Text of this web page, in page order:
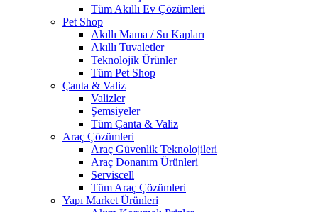
Tüm Akıllı Ev Çözümleri
Pet Shop
Akıllı Mama / Su Kapları
Akıllı Tuvaletler
Teknolojik Ürünler
Tüm Pet Shop
Çanta & Valiz
Valizler
Şemsiyeler
Tüm Çanta & Valiz
Araç Çözümleri
Araç Güvenlik Teknolojileri
Araç Donanım Ürünleri
Serviscell
Tüm Araç Çözümleri
Yapı Market Ürünleri